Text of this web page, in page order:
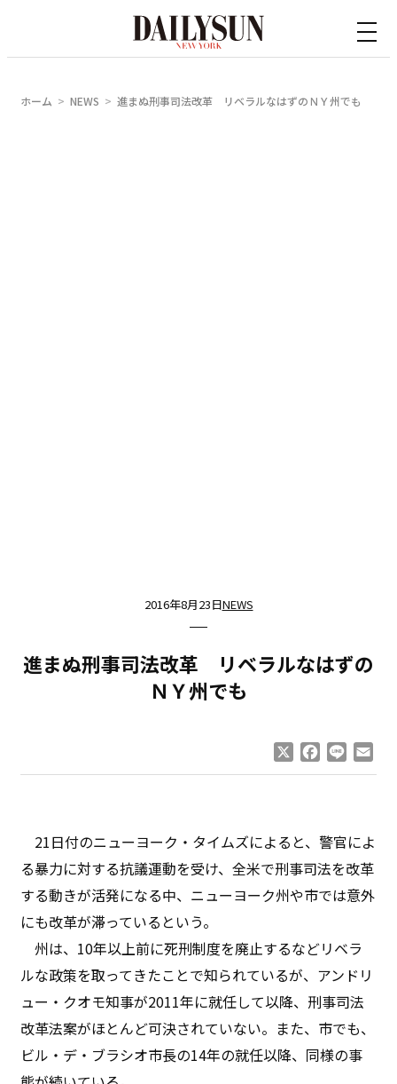
ホーム NEWS 進まぬ刑事司法改革 リベラルなはずのＮＹ州でも
2016年8月23日NEWS
進まぬ刑事司法改革 リベラルなはずの
ＮＹ州でも
Facebook
Line
21日付のニューヨーク・タイムズによると、警官によ
る暴力に対する抗議運動を受け、全米で刑事司法を改革
する動きが活発になる中、ニューヨーク州や市では意外
にも改革が滞っているという。
州は、10年以上前に死刑制度を廃止するなどリベラ
ルな政策を取ってきたことで知られているが、アンドリ
ュー・クオモ知事が2011年に就任して以降、刑事司法
改革法案がほとんど可決されていない。また、市でも、
ビル・デ・ブラシオ市長の14年の就任以降、同様の事